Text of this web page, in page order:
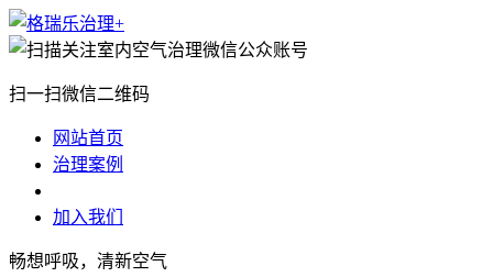
扫一扫微信二维码
网站首页
治理案例
加入我们
畅想呼吸，清新空气